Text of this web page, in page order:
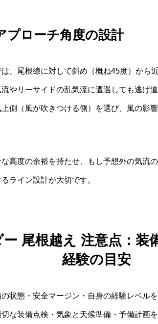
プローチ角度の設計
、尾根線に対して斜め（概ね45度）から
やリーサイドの乱気流に遭遇しても逃げ
側（風が吹きつける側）を選び、風の影
高度の余裕を持たせ、もし予想外の気流
ライン設計が大切です。
尾根越え 注意点：装
経験の目安
状態・安全マージン・自身の経験レベル
な装備点検・気象と天候準備・予備計画